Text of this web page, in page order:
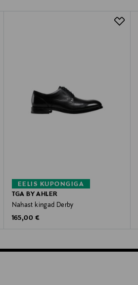
EELIS KUPONGIGA
TGA BY AHLER
Nahast kingad Derby
Original Price
165,00 €